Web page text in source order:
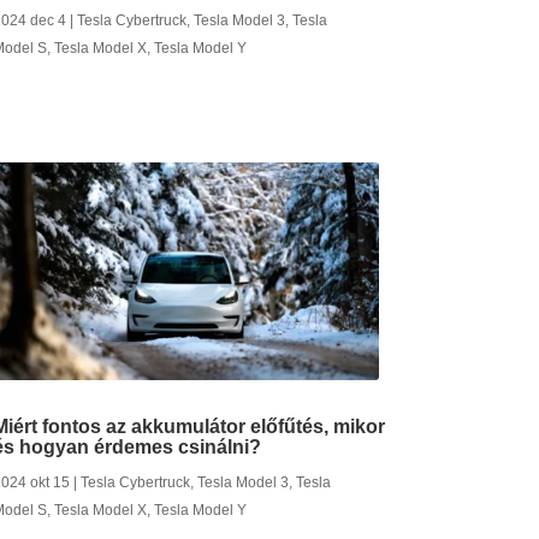
dec 4| Tesla Cybertruck, Tesla Model 3, Tesla
S, Tesla Model X, Tesla Model Y
fontos az akkumulátor előfűtés, mikor
hogyan érdemes csinálni?
okt 15 | Tesla Cybertruck, Tesla Model 3, Tesla
S, Tesla Model X, Tesla Model Y